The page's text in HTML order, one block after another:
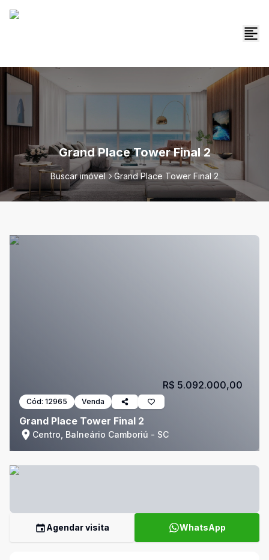
Grand Place Tower Final 2
Buscar imóvel Grand Place Tower Final 2
Cód: 12965 Venda
Grand Place Tower Final 2
Centro, Balneário Camboriú - SC
R$ 5.092.000,00
Agendar visita WhatsApp